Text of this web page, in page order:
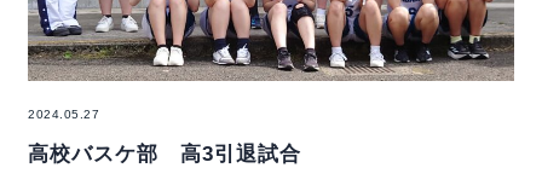
2024.05.27
高校バスケ部 高3引退試合